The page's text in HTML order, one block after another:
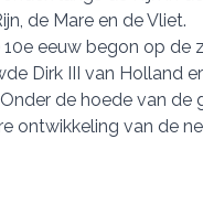
de Mare en de Vliet.
eeuw begon op de
Dirk III van Holland
de hoede van
ontwikkeling van de